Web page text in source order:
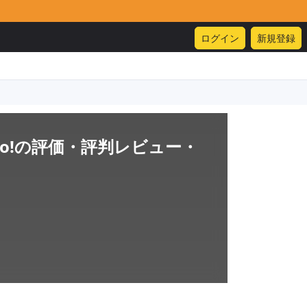
ログイン 新規登録
の評価・評判レビュー・